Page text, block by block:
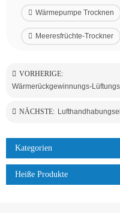
Wärmepumpe Trocknen
Meeresfrüchte-Trockner
VORHERIGE:
NÄCHSTE:
Kategorien
Heiße Produkte